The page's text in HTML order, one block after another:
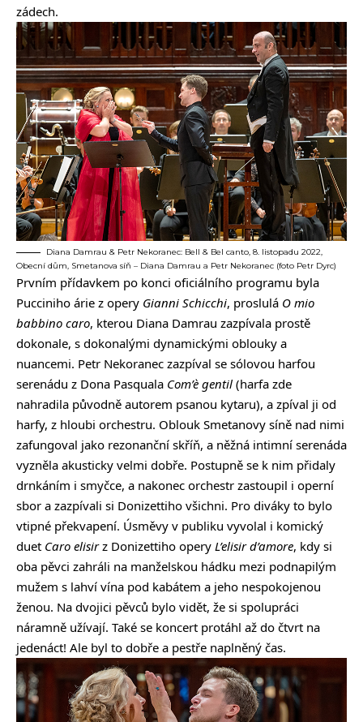
zádech.
Diana Damrau & Petr Nekoranec: Bell & Bel canto, 8. listopadu 2022,
Obecní dům, Smetanova síň – Diana Damrau a Petr Nekoranec (foto Petr Dyrc)
Prvním přídavkem po konci oficiálního programu byla
Pucciniho árie z opery Gianni Schicchi, proslulá O mio
babbino caro, kterou Diana Damrau zazpívala prostě
dokonale, s dokonalými dynamickými oblouky a
nuancemi. Petr Nekoranec zazpíval se sólovou harfou
serenádu z Dona Pasquala Com’è gentil (harfa zde
nahradila původně autorem psanou kytaru), a zpíval ji od
harfy, z hloubi orchestru. Oblouk Smetanovy síně nad nimi
zafungoval jako rezonanční skříň, a něžná intimní serenáda
vyzněla akusticky velmi dobře. Postupně se k nim přidaly
drnkáním i smyčce, a nakonec orchestr zastoupil i operní
sbor a zazpívali si Donizettiho všichni. Pro diváky to bylo
vtipné překvapení. Úsměvy v publiku vyvolal i komický
duet Caro elisirz Donizettiho opery L’elisir d’amore, kdy si
oba pěvci zahráli na manželskou hádku mezi podnapilým
mužem s lahví vína pod kabátem a jeho nespokojenou
ženou. Na dvojici pěvců bylo vidět, že si spolupráci
náramně užívají. Také se koncert protáhl až do čtvrt na
jedenáct! Ale byl to dobře a pestře naplněný čas.